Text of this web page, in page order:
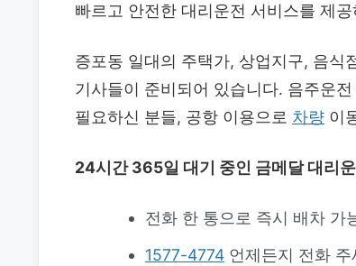
빠르고 안전한 대리운전 서비스를 제
증포동 일대의 주택가, 상업지구, 음식
기사들이 준비되어 있습니다. 음주운
필요하신 분들, 공항 이용으로 차량 이
24시간 365일 대기 중인 금메달 대리운
전화 한 통으로 즉시 배차 가
1577-4774언제든지 전화 주